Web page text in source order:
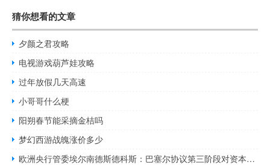
猜你想看的文章
夕颜之君攻略
电视游戏葫芦娃攻略
过年放假几天高速
小哥哥什么梗
阳朔春节能采摘金桔吗
梦幻西游战魄涨价多少
欧洲央行管委埃尔南德斯德科斯：巴塞尔协议第三阶段对资本要求的影响将“显著”低于前几个阶段